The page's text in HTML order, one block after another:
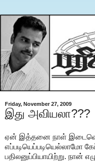
Friday, November 27, 2009
இது அவியலா???
ஏன் இத்தனை நாள்
எப்படியெப்படியெல்லாமோ
பதிலனுப்பியாயிற்று. நான்